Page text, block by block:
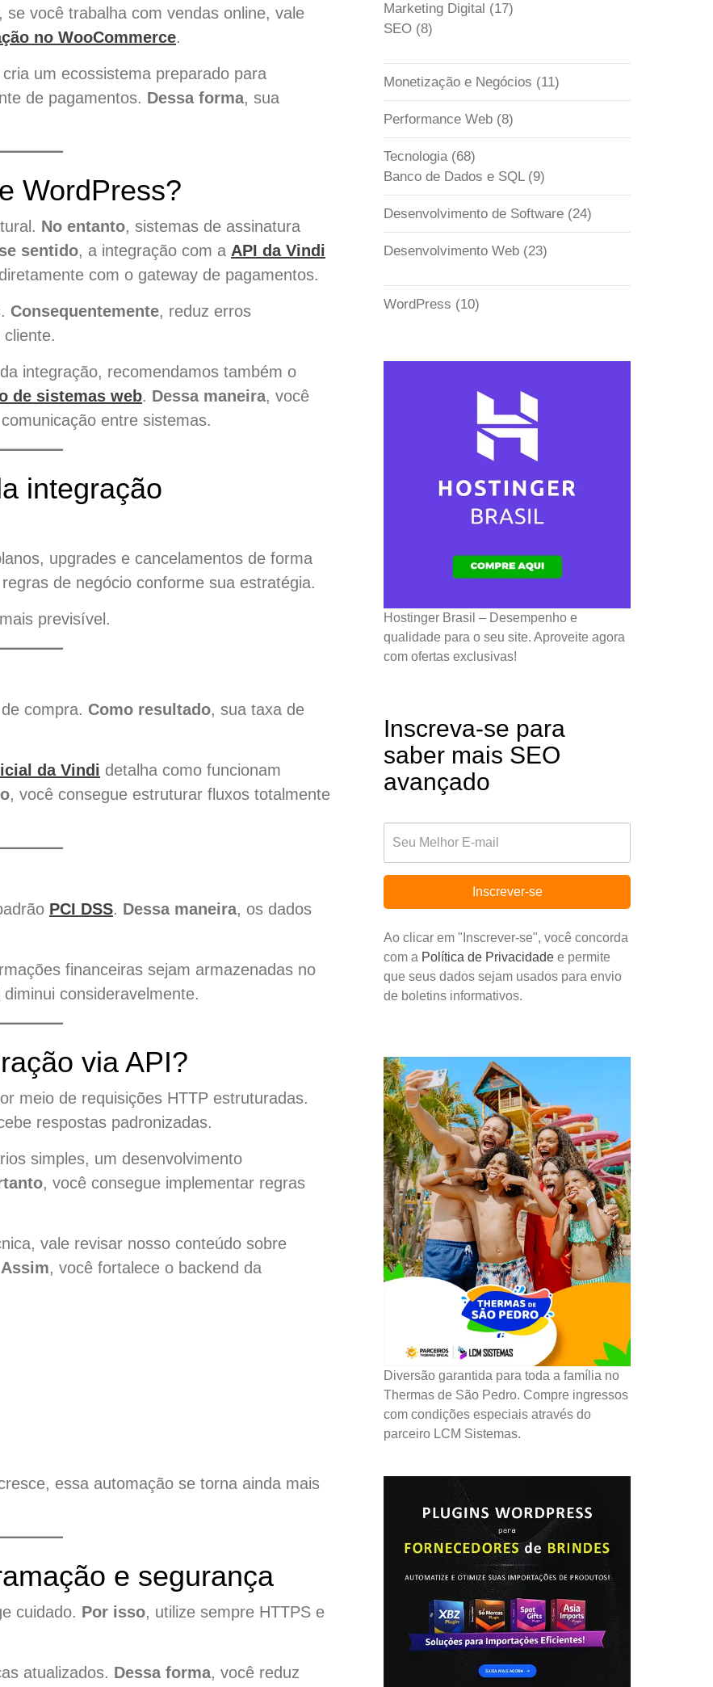
, se você trabalha com vendas online, vale
no WooCommerce.
um ecossistema preparado para
de pagamentos. Dessa forma, sua
WordPress?
No entanto, sistemas de assinatura
sentido, a integração com a API da Vindi
com o gateway de pagamentos.
Consequentemente, reduz erros
integração, recomendamos também o
de sistemas web. Dessa maneira, você
entre sistemas.
integração
upgrades e cancelamentos de forma
de negócio conforme sua estratégia.
previsível.
compra. Como resultado, sua taxa de
da Vindi detalha como funcionam
, você consegue estruturar fluxos totalmente
PCI DSS. Dessa maneira, os dados
financeiras sejam armazenadas no
consideravelmente.
via API?
meio de requisições HTTP estruturadas.
respostas padronizadas.
simples, um desenvolvimento
, você consegue implementar regras
vale revisar nosso conteúdo sobre
Assim, você fortalece o backend da
essa automação se torna ainda mais
e segurança
cuidado. Por isso, utilize sempre HTTPS e
atualizados. Dessa forma, você reduz
Marketing Digital (17)
SEO (8)
Monetização e Negócios (11)
Performance Web (8)
Tecnologia(68)
Banco de Dados e SQL(9)
Desenvolvimento de Software (24)
Desenvolvimento Web (23)
WordPress (10)
Hostinger Brasil – Desempenho e
qualidade para o seu site. Aproveite agora
com ofertas exclusivas!
Inscreva-se para
saber mais SEO
avançado
Inscrever-se
Ao clicar em "Inscrever-se", você concorda
com a Política de Privacidade e permite
que seus dados sejam usados para envio
de boletins informativos.
Diversão garantida para toda a família no
Thermas de São Pedro. Compre ingressos
com condições especiais através do
parceiro LCM Sistemas.